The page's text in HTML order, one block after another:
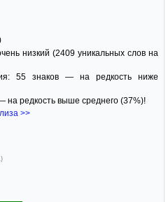
низкий (2409 уникальных слов на
55 знаков — на редкость ниже
на редкость выше среднего (37%)!
>>